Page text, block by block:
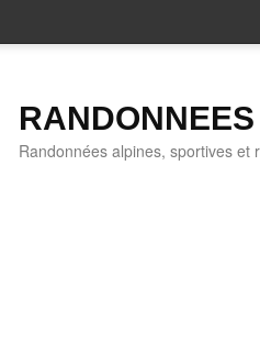
Randonnées alpines, sportives et